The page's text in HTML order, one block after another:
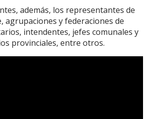
además, los representantes de
agrupaciones y federaciones de
intendentes, jefes comunales y
provinciales, entre otros.